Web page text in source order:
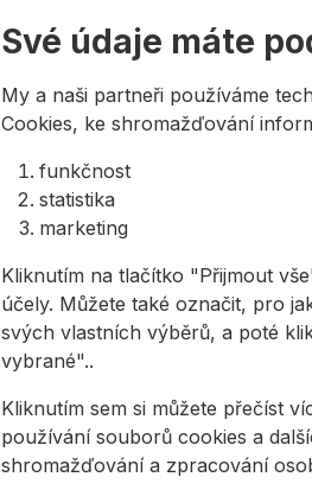
Své údaje máte
My a naši partneři používáme
Cookies, ke shromažďování
funkčnost
statistika
marketing
Kliknutím na tlačítko "Přijmout
účely. Můžete také označit, pro
svých vlastních výběrů, a poté
vybrané"..
Kliknutím sem si můžete přečíst
používání souborů cookies a
shromažďování a zpracování